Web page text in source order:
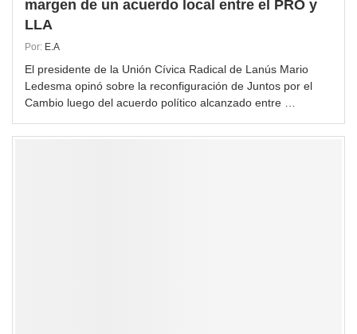
margen de un acuerdo local entre el PRO y
LLA
Por: E.A
El presidente de la Unión Cívica Radical de Lanús Mario
Ledesma opinó sobre la reconfiguración de Juntos por el
Cambio luego del acuerdo político alcanzado entre …